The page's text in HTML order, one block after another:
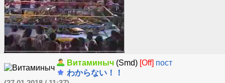
Витаминыч (Smd) [Off] пост
わからない！！